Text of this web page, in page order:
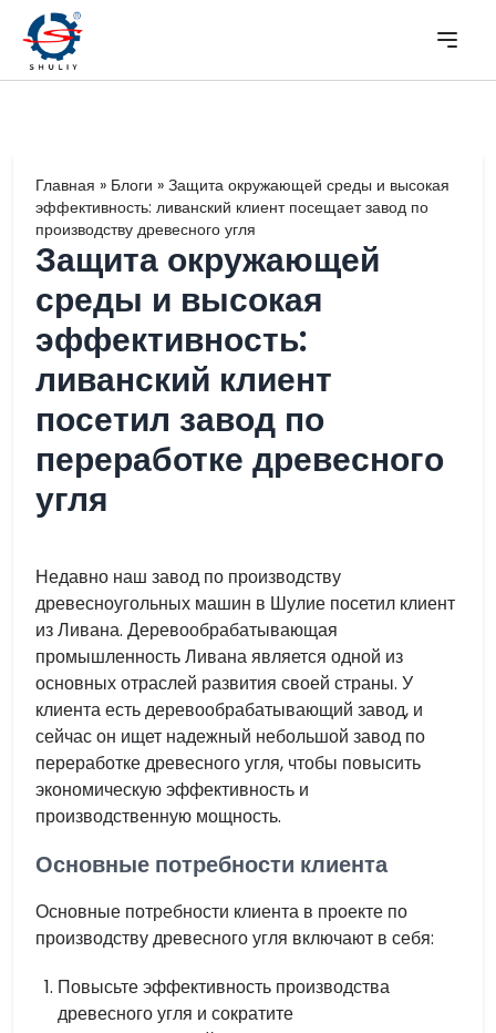
Главная » Блоги » Защита окружающей среды и высокая
эффективность: ливанский клиент посещает завод по
производству древесного угля
Защита окружающей
среды и высокая
эффективность:
ливанский клиент
посетил завод по
переработке древесного
угля
Недавно наш завод по производству
древесноугольных машин в Шулие посетил клиент
из Ливана. Деревообрабатывающая
промышленность Ливана является одной из
основных отраслей развития своей страны. У
клиента есть деревообрабатывающий завод, и
сейчас он ищет надежный небольшой завод по
переработке древесного угля, чтобы повысить
экономическую эффективность и
производственную мощность.
Основные потребности клиента
Основные потребности клиента в проекте по
производству древесного угля включают в себя:
Повысьте эффективность производства
древесного угля и сократите